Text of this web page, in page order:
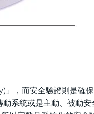
」，而安全驗證則是確
系統或是主動、被動